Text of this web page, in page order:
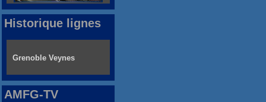
Historique lignes
Grenoble Veynes
AMFG-TV